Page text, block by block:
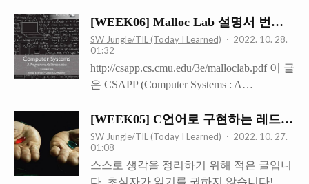
작동하기 위해서는 위와 같은 조건들을 만
족해야..
timer_ticks (); ASSERT (intr_get_level () ==
INTR_ON); while (timer_elapse..
다루지 않고, 전달된 값을 분석하는 과정인
문자열 파싱(parsing)을 다뤄보려 한다. 1. C
언어에서의 문자와 문자열 가. 문자열의 선
언 기본적으로 C에서는 문자를 아스키 코
드값으로 다룬다. 아스키 코드가 127까지
크기에 담을 수 있다. 그래서 일반적으로
문자열은 char 배열로 선언한다. 문자열의
맨 마지막에는 널 문자가 들어가기 때문에,
문자열 배열의 크기는 문자열의 길이 + 1
[WEEK06] Malloc Lab 설명서 번역
SW Jungle/TIL (Today I Learned)
2022. 10. 28.
01:32
http://csapp.cs.cmu.edu/3e/malloclab.pdf 이 글
은 CSAPP (Computer Systems : A
중 하나인 Malloc Lab 설명서를 번역한 글
입니다. 오역이 있을 수 있으며, 특정 부분
은 이해를 쉽게 하기 위해 의역하였음을 밝
힙니다. 번역이 잘못된 부분은 댓글로 지적
[WEEK05] C언어로 구현하는 레드-블
SW Jungle/TIL (Today I Learned)
2022. 10. 27.
01:08
스스로 생각을 정리하기 위해 적은 글입니
다. 초심자가 읽기를 권하지 않습니다! 정